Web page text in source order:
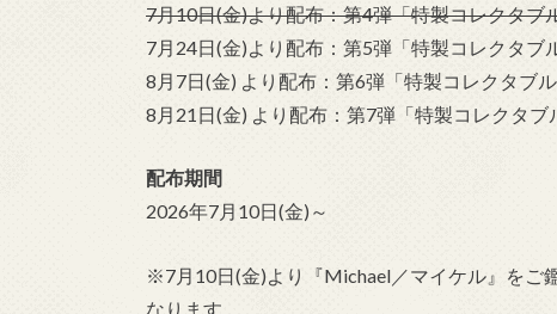
7月10日(金)より配布：第4弾「特製コレクタブ
7月24日(金)より配布：第5弾「特製コレクタブ
8月7日(金) より配布：第6弾「特製コレクタブル
8月21日(金) より配布：第7弾「特製コレクタブ
配布期間
2026年7月10日(金)～
※7月10日(金)より『Michael／マイケル』をご
なります。